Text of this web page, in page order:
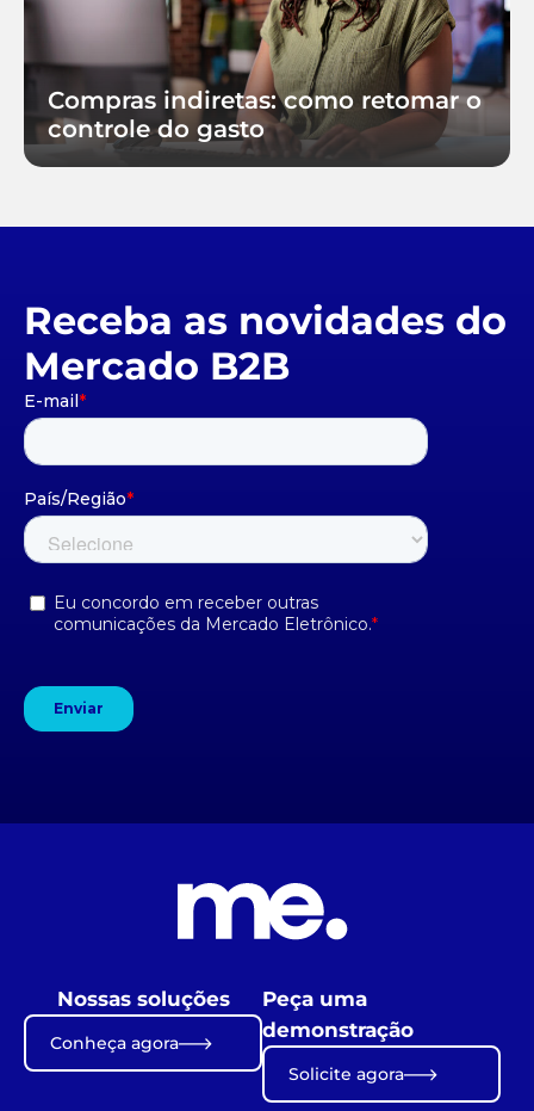
Compras indiretas: como retomar o
controle do gasto
Receba as novidades do
Mercado B2B
Nossas soluções
Conheça agora
Peça uma
demonstração
Solicite agora